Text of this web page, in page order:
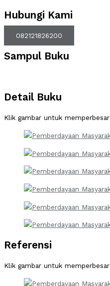
Hubungi Kami
082121826200
Sampul Buku
Detail Buku
Klik gambar untuk memperbesar
Referensi
Klik gambar untuk memperbesar